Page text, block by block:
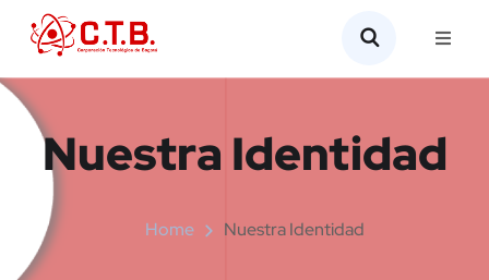
Nuestra Identidad
Home Nuestra Identidad